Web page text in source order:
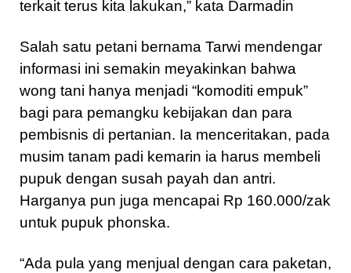
terkait terus kita lakukan,” kata Darmadin
Salah satu petani bernama Tarwi mendengar
informasi ini semakin meyakinkan bahwa
wong tani hanya menjadi “komoditi empuk”
bagi para pemangku kebijakan dan para
pembisnis di pertanian. Ia menceritakan, pada
musim tanam padi kemarin ia harus membeli
pupuk dengan susah payah dan antri.
Harganya pun juga mencapai Rp 160.000/zak
untuk pupuk phonska.
“Ada pula yang menjual dengan cara paketan,